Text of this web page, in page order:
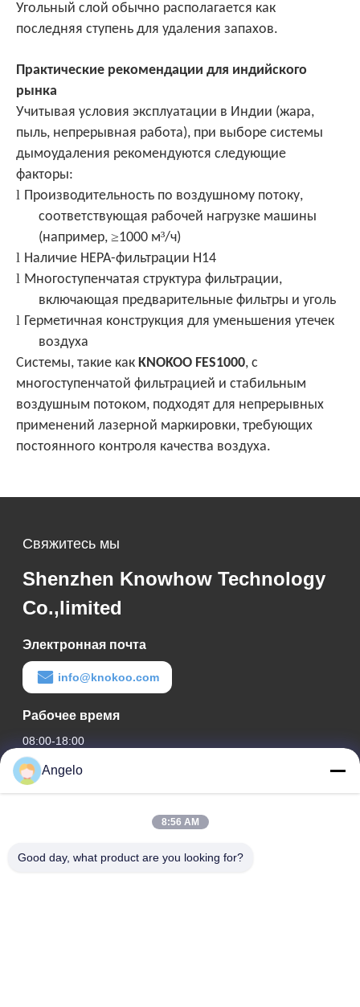
Угольный слой обычно располагается как
последняя ступень для удаления запахов.
Практические рекомендации для индийского
рынка
Учитывая условия эксплуатации в Индии (жара,
пыль, непрерывная работа), при выборе системы
дымоудаления рекомендуются следующие
факторы:
l Производительность по воздушному потоку,
соответствующая рабочей нагрузке машины
(например, ≥1000 м³/ч)
l Наличие HEPA-фильтрации H14
l Многоступенчатая структура фильтрации,
включающая предварительные фильтры и уголь
l Герметичная конструкция для уменьшения утечек
воздуха
Системы, такие как KNOKOO FES1000, с
многоступенчатой фильтрацией и стабильным
воздушным потоком, подходят для непрерывных
применений лазерной маркировки, требующих
постоянного контроля качества воздуха.
Свяжитесь мы
Shenzhen Knowhow Technology
Co.,limited
Электронная почта
info@knokoo.com
Рабочее время
08:00-18:00
Наш адрес
Комната 1508, здание Taojing Business, улица Минбао,
провинция Гуандун
Angelo
8:56 AM
Good day, what product are you looking for?